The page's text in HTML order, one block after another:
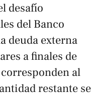
desafío
del Banco
deuda externa
a finales de
al
restante se